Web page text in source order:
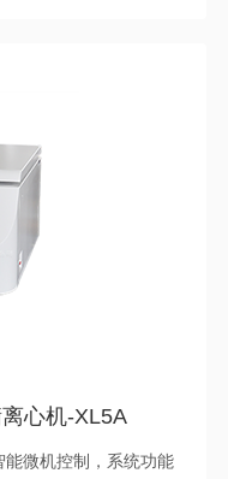
心机-XL5A
微机控制，系统功能